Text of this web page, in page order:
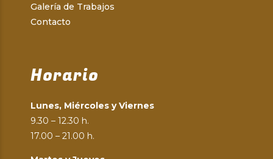
Galería de Trabajos
Contacto
Horario
Lunes, Miércoles y Viernes
9.30 – 12.30 h.
17.00 – 21.00 h.